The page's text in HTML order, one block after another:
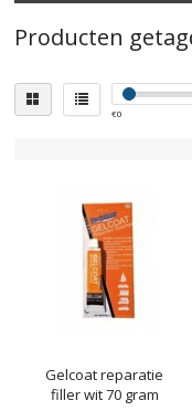
Producten
€0
Gelcoat reparatie
filler wit 70 gram